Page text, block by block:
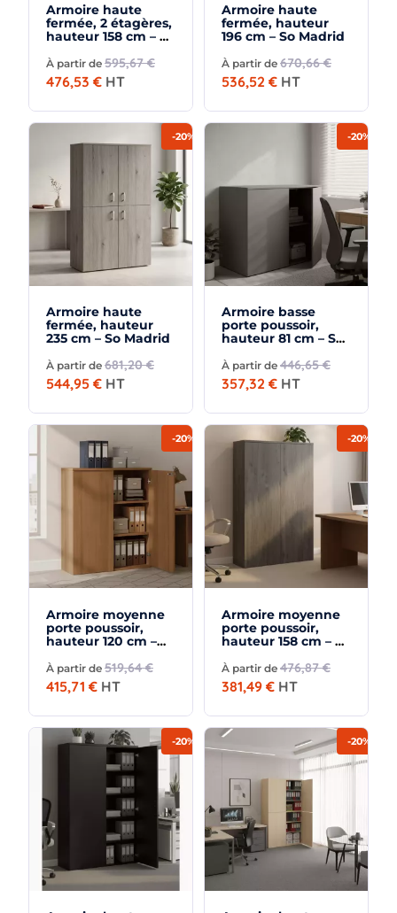
Armoire haute
fermée, 2 étagères,
hauteur 158 cm – So
À partir de 595,67 €
476,53 € HT
Armoire haute
fermée, hauteur
196 cm – So Madrid
À partir de 670,66 €
536,52 € HT
Armoire haute
fermée, hauteur
235 cm – So Madrid
À partir de 681,20 €
544,95 € HT
-20%
Armoire basse
porte poussoir,
hauteur 81 cm – So
À partir de 446,65 €
357,32 € HT
-20%
Armoire moyenne
porte poussoir,
hauteur 120 cm –
À partir de 519,64 €
415,71 € HT
-20%
Armoire moyenne
porte poussoir,
hauteur 158 cm – So
À partir de 476,87 €
381,49 € HT
-20%
-20% -20%